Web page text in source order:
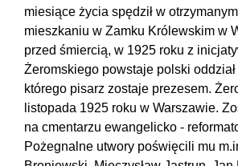
miesiące życia spędził w
mieszkaniu w Zamku Królewskim w
przed śmiercią, w 1925 roku z
Żeromskiego powstaje polski
którego pisarz zostaje prezesem.
listopada 1925 roku w Warszawie.
na cmentarzu ewangelicko -
Pożegnalne utwory poświęcili mu